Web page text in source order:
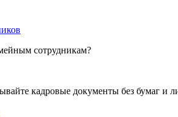
сотрудникам?
кадровые документы без бумаг и